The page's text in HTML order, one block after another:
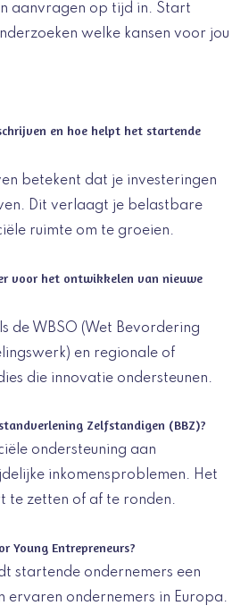
aanvragen op tijd in. Start
welke kansen voor jou
en hoe helpt het startende
betekent dat je investeringen
Dit verlaagt je belastbare
ruimte om te groeien.
voor het ontwikkelen van nieuwe
de WBSO (Wet Bevordering
en regionale of
die innovatie ondersteunen.
Zelfstandigen (BBZ)?
ondersteuning aan
inkomensproblemen. Het
te zetten of af te ronden.
Young Entrepreneurs?
startende ondernemers een
ervaren ondernemers in Europa.